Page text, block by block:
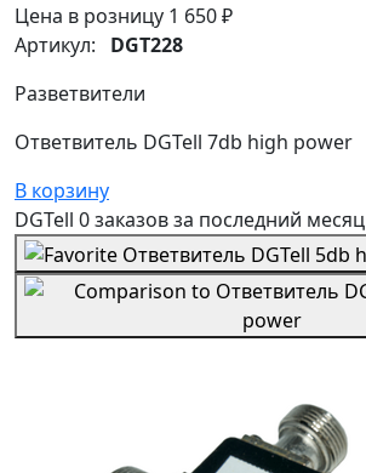
Цена в розницу 1 650 ₽
Артикул: DGT228
Разветвители
Ответвитель DGTell 7db high power
В корзину
DGTell 0 заказовза последний месяц